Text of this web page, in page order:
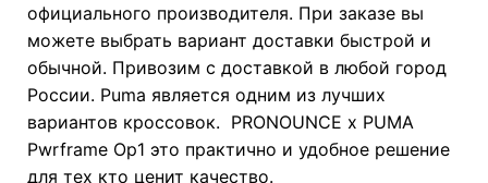
официального производителя. При заказе вы
можете выбрать вариант доставки быстрой и
обычной. Привозим с доставкой в любой город
России. Puma является одним из лучших
вариантов кроссовок. PRONOUNCE x PUMA
Pwrframe Op1 это практично и удобное решение
для тех кто ценит качество.